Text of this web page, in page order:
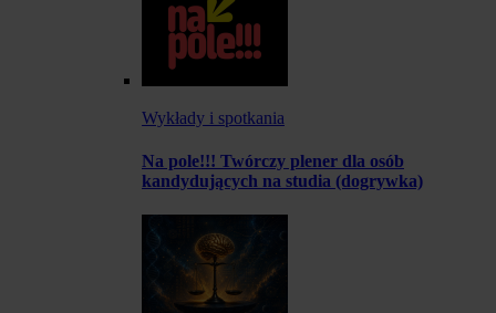
Wykłady i spotkania
Na pole!!! Twórczy plener dla osób
kandydujących na studia (dogrywka)